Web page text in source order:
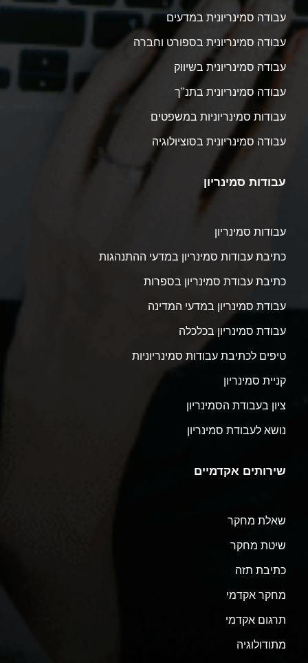
עבודה סמינריונית במדעים
עבודה סמינריונית בספורט וחברה
עבודה סמינריונית בשיווק
עבודה סמינריונית בתנ"ך
עבודות סמינריוניות במשפטים
עבודה סמינריונית בסוציולוגיה
עבודות סמינריון
עבודות סמינריון
כתיבת עבודות סמינריון במדעי ההתנהגות
כתיבת עבודת סמינריון בספרות
עבודת סמינריון במדעי המדינה
עבודת סמינריון בכלכלה
טיפים לכתיבת עבודות סמינריוניות
קניית סמינריון
ציון בעבודת הסמינריון
נושא לעבודת סמינריון
שירותים אקדמיים
שאלת מחקר
שיטת מחקר
כתיבת תזה
מחקר אקדמי
תרגום אקדמי
מתודולוגיה